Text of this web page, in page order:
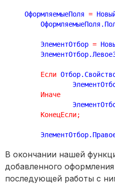
    ОформляемыеПоля
=
	ЭлементОтбор
=
Если
Иначе
КонецЕсли;
В окончании нашей
добавленного
последующей работы с